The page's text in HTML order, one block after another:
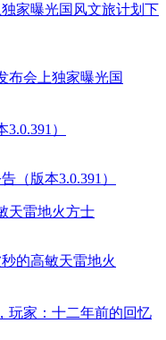
独家曝光国风文旅计划下
）
天雷地火方士
玩家：十二年前的回忆